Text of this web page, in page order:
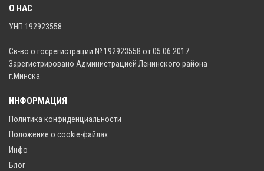
О НАС
УНП 192923558
Св-во о госрегистрации № 192923558 от 05.06.2017.
Зарегистрировано Администрацией Ленинского района
г.Минска
ИНФОРМАЦИЯ
Политика конфиденциальности
Положение о cookie-файлах
Инфо
Блог